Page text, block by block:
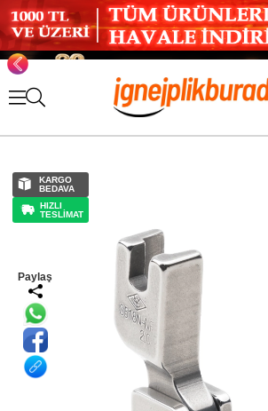
KARGO
BEDAVA
HIZLI
TESLİMAT
Paylaş